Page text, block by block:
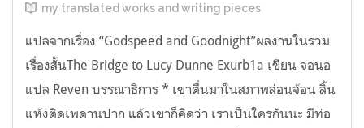
my translated works and writing pieces
แปลจากเรื่อง “Godspeed and Goodnight”ผลงานในรวม
เรื่องสั้นThe Bridge to Lucy Dunne Exurb1a เขียน จอนอ
แปล Reven บรรณาธิการ * เขาตื่นมาในสภาพล่อนจ้อน ลิ้น
แห้งติดเพดานปาก แล้วเขาก็คิดว่า เราเป็นใครกันนะ มีท่อ